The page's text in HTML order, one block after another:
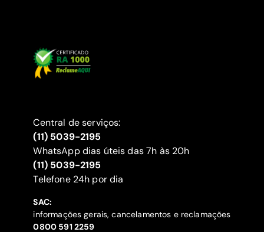
Central de serviços:
(11) 5039-2195
WhatsApp dias úteis das 7h às 20h
(11) 5039-2195
‍Telefone 24h por dia
SAC:
informações gerais, cancelamentos e reclamações
‍0800 591 2259